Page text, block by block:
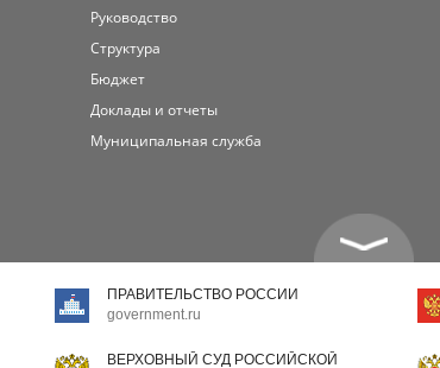
Руководство
Структура
Бюджет
Доклады и отчеты
Муниципальная служба
ПРАВИТЕЛЬСТВО РОССИИ
government.ru
ВЕРХОВНЫЙ СУД РОССИЙСКОЙ